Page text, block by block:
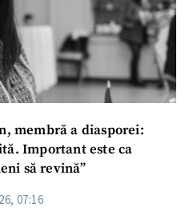
membră a diasporei:
Important este ca
să revină”
07:16